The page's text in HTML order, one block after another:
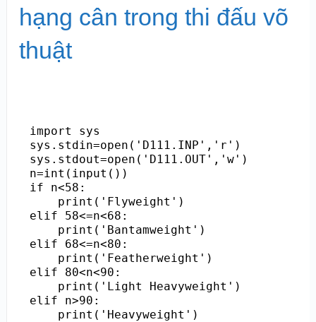
hạng cân trong thi đấu võ
thuật
import sys
sys.stdin=open('D111.INP','r')
sys.stdout=open('D111.OUT','w')
n=int(input())
if n<58:
    print('Flyweight')
elif 58<=n<68:
    print('Bantamweight')
elif 68<=n<80:
    print('Featherweight')
elif 80<n<90:
    print('Light Heavyweight')
elif n>90:
    print('Heavyweight')